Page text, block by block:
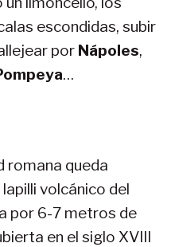
escondidas, subir
por Nápoles,
…
romana queda
volcánico del
por 6-7 metros de
en el siglo XVIII